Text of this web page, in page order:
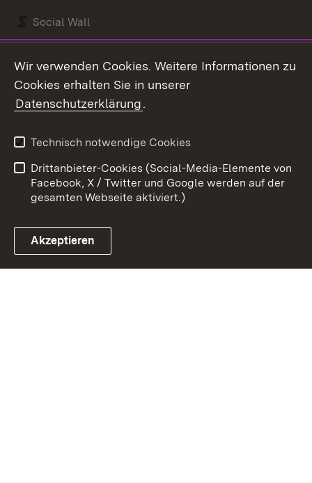
Social Wall
Link zum Landesportal
Kontakt
Barrierefreiheit
Impressum
Cookies
Wir verwenden Cookies. Weitere Informationen zu
Cookies erhalten Sie in unserer
Datenschutzerklärung.
Technisch notwendige Cookies
Drittanbieter-Cookies (Social-Media-Elemente von
Facebook, X / Twitter und Google werden auf der
gesamten Webseite aktiviert.)
Akzeptieren